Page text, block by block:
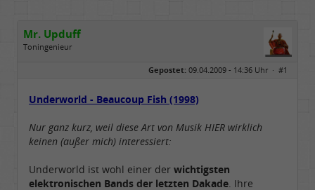
Mr. Upduff
Toningenieur
Basemountainhome
Dabei seit:
02 / 2007
Gepostet: 09.04.2009 - 14:36 Uhr · #1
Underworld - Beaucoup Fish (1998)
Nur ganz kurz, weil diese Art von Musik HIER wirklich
keinen (außer mich) interessiert:
Underworld ist wohl einer der wichtigsten
elektronischen Bands der letzten Dakade. Ihre